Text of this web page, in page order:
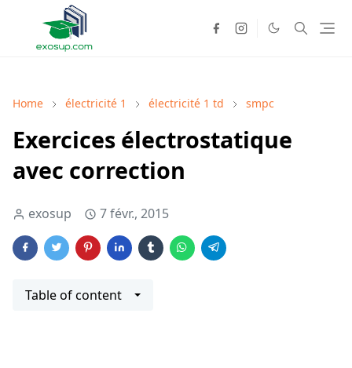
Home électricité 1 électricité 1 td smpc
Exercices électrostatique
avec correction
exosup 7 févr., 2015
Table of content